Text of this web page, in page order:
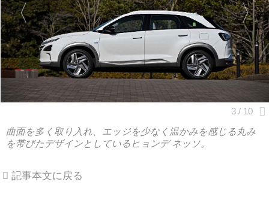
曲面を多く取り入れ、エッジを少なく温かみを感じる丸み
を帯びたデザインとしているヒョンデ ネッソ。
記事本文に戻る